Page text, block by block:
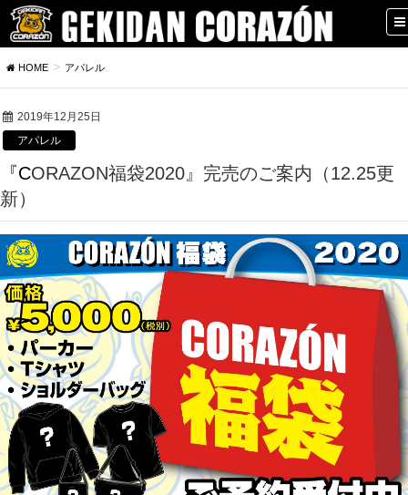
HOME アパレル
2019年12月25日
アパレル
『CORAZON福袋2020』完売のご案内（12.25更
新）